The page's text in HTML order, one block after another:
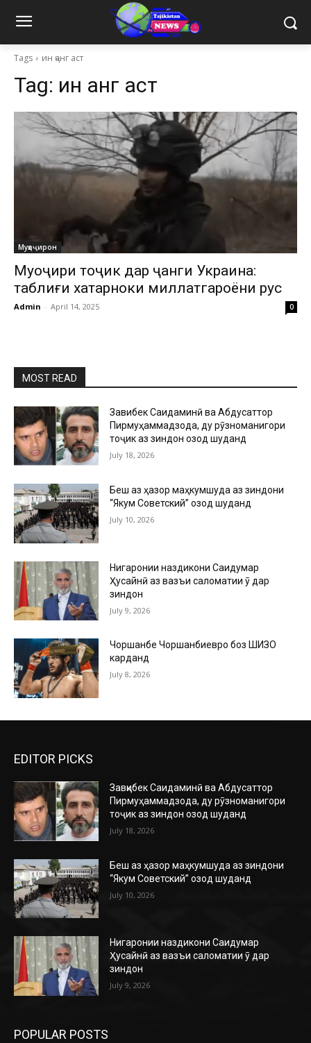
Tags ин ҷанг аст
Tag: ин ҷанг аст
Муҳоҷирон
Муҳоҷири тоҷик дар ҷанги Украина:
таблиғи хатарноки миллатгароёни рус
Admin - April 14, 2025 0
MOST READ
Завқибек Саидаминӣ ва Абдусаттор
Пирмуҳаммадзода, ду рӯзноманигори
тоҷик аз зиндон озод шуданд
July 18, 2026
Беш аз ҳазор маҳкумшуда аз зиндони
“Якум Советский” озод шуданд
July 10, 2026
Нигаронии наздикони Саидумар
Ҳусайнӣ аз вазъи саломатии ӯ дар
зиндон
July 9, 2026
Чоршанбе Чоршанбиевро боз ШИЗО
карданд
July 8, 2026
EDITOR PICKS
Завқибек Саидаминӣ ва Абдусаттор
Пирмуҳаммадзода, ду рӯзноманигори
тоҷик аз зиндон озод шуданд
July 18, 2026
Беш аз ҳазор маҳкумшуда аз зиндони
“Якум Советский” озод шуданд
July 10, 2026
Нигаронии наздикони Саидумар
Ҳусайнӣ аз вазъи саломатии ӯ дар
зиндон
July 9, 2026
POPULAR POSTS